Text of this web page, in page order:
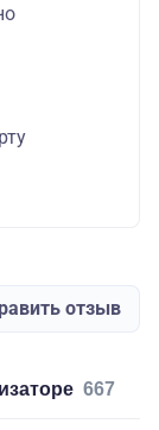
отзыв
667